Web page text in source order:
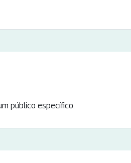
público específico.